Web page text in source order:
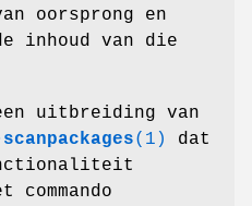
oorsprong en
inhoud van die
uitbreiding van
(1)
dat